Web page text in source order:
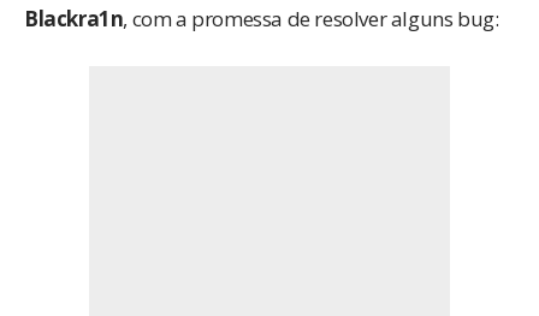
Blackra1n, com a promessa de resolver alguns bug: